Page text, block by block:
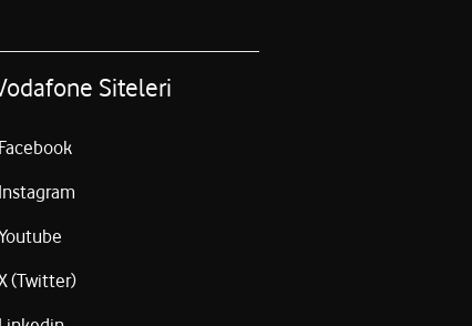
Siteleri
Facebook
Instagram
(Twitter)